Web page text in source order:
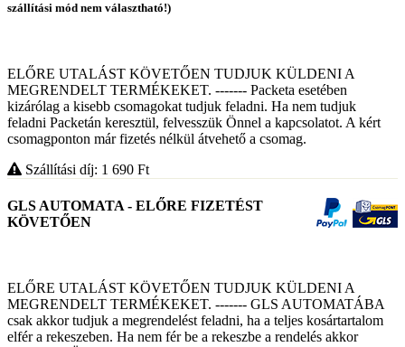
szállítási mód nem választható!)
ELŐRE UTALÁST KÖVETŐEN TUDJUK KÜLDENI A
MEGRENDELT TERMÉKEKET. ------- Packeta esetében
kizárólag a kisebb csomagokat tudjuk feladni. Ha nem tudjuk
feladni Packetán keresztül, felvesszük Önnel a kapcsolatot. A kért
csomagponton már fizetés nélkül átvehető a csomag.
Szállítási díj: 1 690 Ft
GLS AUTOMATA - ELŐRE FIZETÉST
KÖVETŐEN
ELŐRE UTALÁST KÖVETŐEN TUDJUK KÜLDENI A
MEGRENDELT TERMÉKEKET. ------- GLS AUTOMATÁBA
csak akkor tudjuk a megrendelést feladni, ha a teljes kosártartalom
elfér a rekeszeben. Ha nem fér be a rekeszbe a rendelés akkor